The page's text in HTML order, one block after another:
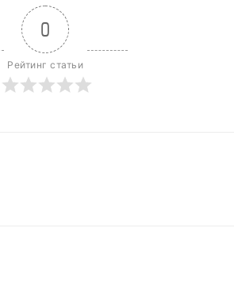
0
Рейтинг статьи